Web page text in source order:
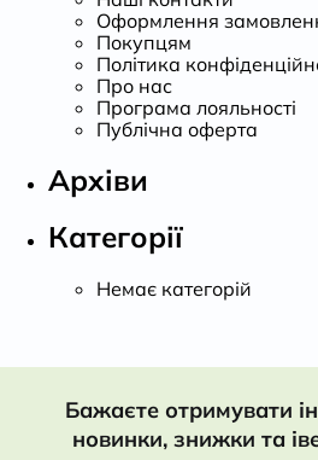
Оформлення
Покупцям
Політика
Про нас
Програма лояльності
Публічна оферта
Архіви
Категорії
Немає категорій
Бажаєте отримувати
новинки, знижки та